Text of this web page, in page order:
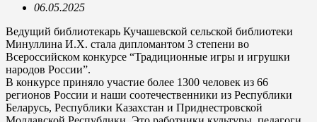
06.05.2025
Ведущий библиотекарь Кучашевской сельской библиотеки
Минуллина И.Х. стала дипломантом 3 степени во
Всероссийском конкурсе “Традиционные игры и игрушки
народов России”.
В конкурсе приняло участие более 1300 человек из 66
регионов России и наши соотечественники из Республики
Беларусь, Республики Казахстан и Приднестровской